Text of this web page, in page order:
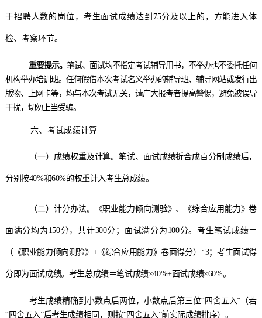
于招聘人数的岗位，考生面试成绩达到 75分及以上的，方能进入体
检、考察环节。
重要提示。笔试、面试均不指定考试辅导用书，不举办也不委托任何
机构举办培训班。任何假借本次考试名义举办的辅导班、辅导网站或发行出
版物、上网卡等，均与本次考试无关，请广大报考者提高警惕，避免被误导
干扰，切勿上当受骗。
六、 考试成绩计算
（一） 成绩权重及计算。笔试、面试成绩折合成百分制成绩后，
分别按40%和60%的权重计入考生总成绩。
（二）计分办法。 《职业能力倾向测验》、《综合应用能力》卷
面满分均为 150分，共计300分 ；面试满分为 100分。考生笔试成绩＝
（《职业能力倾向测验》 +《综合应用能力》卷面得分）÷3；考生面试得
分即为面试成绩。考生总成绩＝笔试成绩×40%+面试成绩×60%。
考生成绩精确到小数点后两位，小数点后第三位“四舍五入”（若
“四舍五入”后考生成绩相同，则按“四舍五入”前实际成绩排序）。